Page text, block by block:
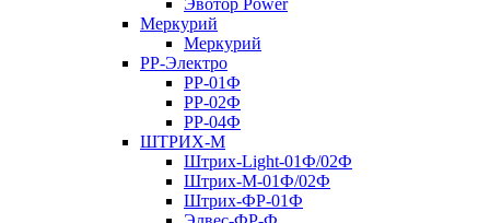
Эвотор Power
Меркурий
Меркурий
РР-Электро
РР-01Ф
РР-02Ф
РР-04Ф
ШТРИХ-М
Штрих-Light-01Ф/02Ф
Штрих-М-01Ф/02Ф
Штрих-ФР-01Ф